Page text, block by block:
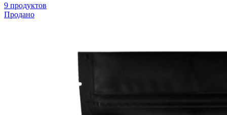
9 продуктов
Продано